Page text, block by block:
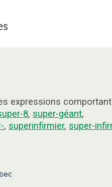
expressions
8, super-géant,
, superinfirmier, super-